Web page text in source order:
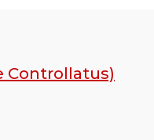
Controllatus)